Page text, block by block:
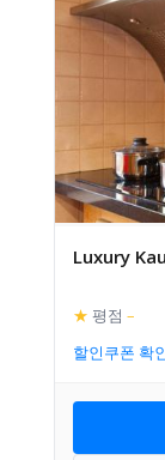
Luxury
★ 평점 –
할인쿠폰 확